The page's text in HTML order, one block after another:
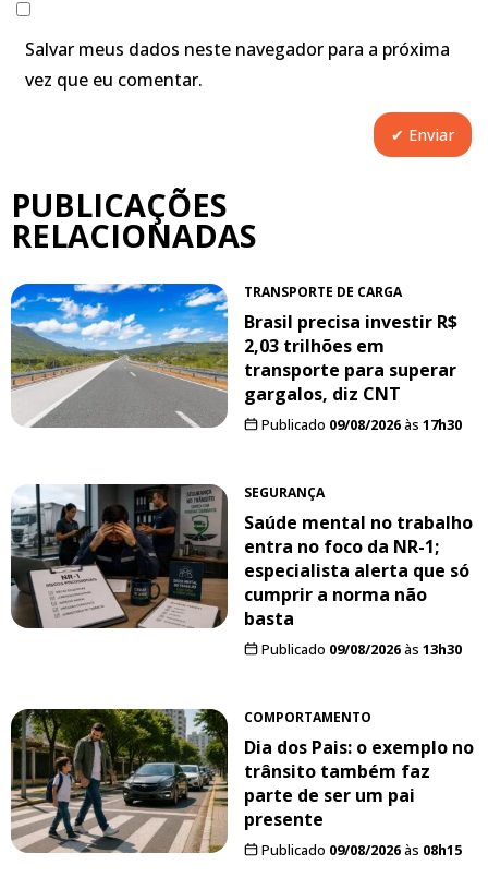
Salvar meus dados neste navegador para a próxima
vez que eu comentar.
PUBLICAÇÕES
RELACIONADAS
TRANSPORTE DE CARGA
Brasil precisa investir R$
2,03 trilhões em
transporte para superar
gargalos, diz CNT
Publicado 09/08/2026às 17h30
SEGURANÇA
Saúde mental no trabalho
entra no foco da NR-1;
especialista alerta que só
cumprir a norma não
basta
Publicado 09/08/2026às 13h30
COMPORTAMENTO
Dia dos Pais: o exemplo no
trânsito também faz
parte de ser um pai
presente
Publicado 09/08/2026às 08h15